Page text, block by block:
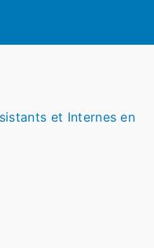
et Internes en